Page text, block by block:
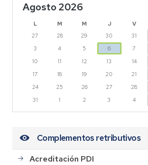
Agosto 2026
L M M J V
27
28 29 30 31
3
4 5 6 7
10
11 12 13 14
17
18 19 20 21
24
25 26 27 28
31
1 2 3 4
Complementos retributivos
Acreditación PDI